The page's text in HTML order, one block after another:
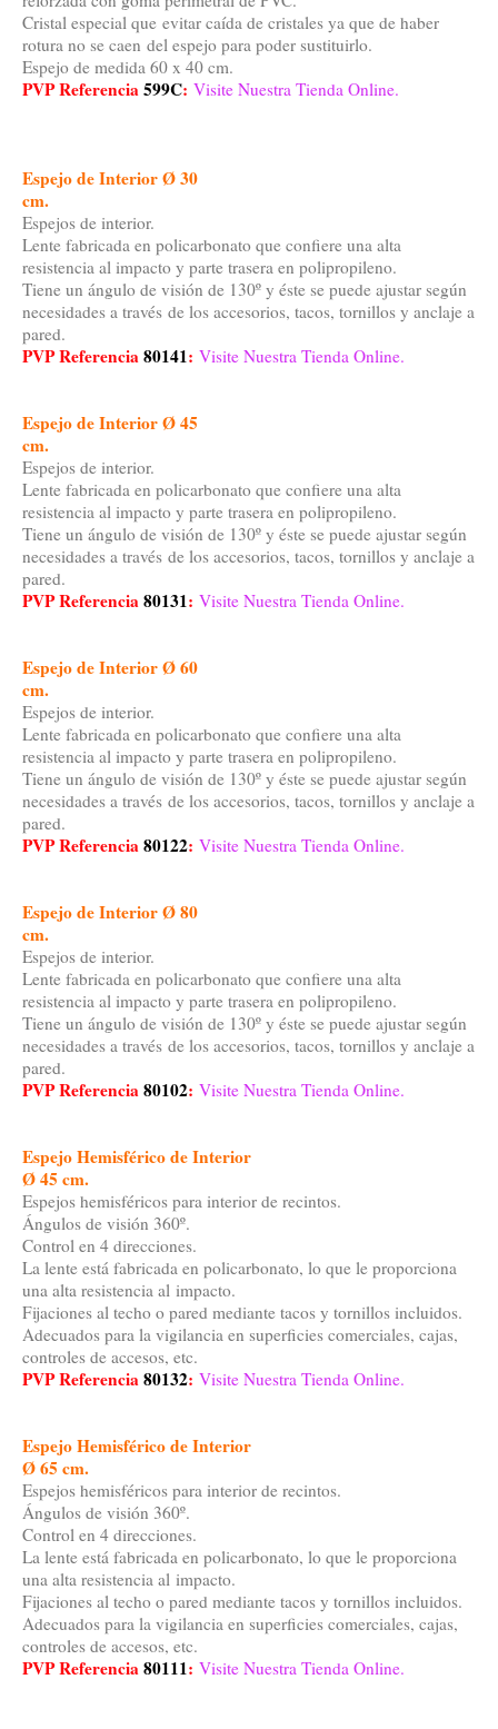
Cristal especial que evitar caída de cristales ya que de haber
rotura no se caen del espejo para poder sustituirlo.
Espejo de medida 60 x 40 cm.
PVP Referencia599C: Visite Nuestra Tienda Online.
Espejo de Interior Ø 30
cm.
Espejos de interior.
Lente fabricada en policarbonato que confiere una alta
resistencia al impacto y parte trasera en polipropileno.
Tiene un ángulo de visión de 130º y éste se puede ajustar según
necesidades a través de los accesorios, tacos, tornillos y anclaje a
pared.
PVP Referencia80141: Visite Nuestra Tienda Online.
Espejo de Interior Ø 45
cm.
Espejos de interior.
Lente fabricada en policarbonato que confiere una alta
resistencia al impacto y parte trasera en polipropileno.
Tiene un ángulo de visión de 130º y éste se puede ajustar según
necesidades a través de los accesorios, tacos, tornillos y anclaje a
pared.
PVP Referencia80131: Visite Nuestra Tienda Online.
Espejo de Interior Ø 60
cm.
Espejos de interior.
Lente fabricada en policarbonato que confiere una alta
resistencia al impacto y parte trasera en polipropileno.
Tiene un ángulo de visión de 130º y éste se puede ajustar según
necesidades a través de los accesorios, tacos, tornillos y anclaje a
pared.
PVP Referencia80122: Visite Nuestra Tienda Online.
Espejo de Interior Ø 80
cm.
Espejos de interior.
Lente fabricada en policarbonato que confiere una alta
resistencia al impacto y parte trasera en polipropileno.
Tiene un ángulo de visión de 130º y éste se puede ajustar según
necesidades a través de los accesorios, tacos, tornillos y anclaje a
pared.
PVP Referencia80102: Visite Nuestra Tienda Online.
Espejo Hemisférico de Interior
Ø 45 cm.
Espejos hemisféricos para interior de recintos.
Ángulos de visión 360º.
Control en 4 direcciones.
La lente está fabricada en policarbonato, lo que le proporciona
una alta resistencia al impacto.
Fijaciones al techo o pared mediante tacos y tornillos incluidos.
Adecuados para la vigilancia en superficies comerciales, cajas,
controles de accesos, etc.
PVP Referencia80132: Visite Nuestra Tienda Online.
Espejo Hemisférico de Interior
Ø 65 cm.
Espejos hemisféricos para interior de recintos.
Ángulos de visión 360º.
Control en 4 direcciones.
La lente está fabricada en policarbonato, lo que le proporciona
una alta resistencia al impacto.
Fijaciones al techo o pared mediante tacos y tornillos incluidos.
Adecuados para la vigilancia en superficies comerciales, cajas,
controles de accesos, etc.
PVP Referencia80111: Visite Nuestra Tienda Online.